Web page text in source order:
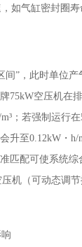
如气缸密封圈寿
”，此时单位产
75kW空压机在
；若强制运行在
升至0.12kW・h/
匹配可使系统综
机（可动态调